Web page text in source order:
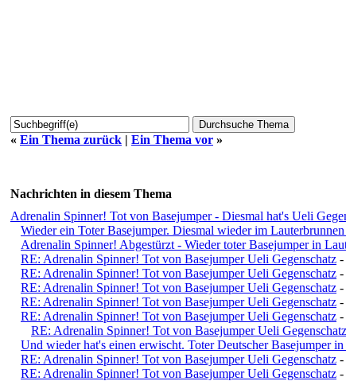
« Ein Thema zurück | Ein Thema vor »
Nachrichten in diesem Thema
Adrenalin Spinner! Tot von Basejumper - Diesmal hat's Ueli
Wieder ein Toter Basejumper. Diesmal wieder im
Adrenalin Spinner! Abgestürzt - Wieder toter Basejumper in
RE: Adrenalin Spinner! Tot von Basejumper Ueli Gegenschatz -
RE: Adrenalin Spinner! Tot von Basejumper Ueli Gegenschatz -
RE: Adrenalin Spinner! Tot von Basejumper Ueli Gegenschatz -
RE: Adrenalin Spinner! Tot von Basejumper Ueli Gegenschatz -
RE: Adrenalin Spinner! Tot von Basejumper Ueli Gegenschatz -
RE: Adrenalin Spinner! Tot von Basejumper Ueli Gegenschatz
Und wieder hat's einen erwischt. Toter Deutscher Basejumper
RE: Adrenalin Spinner! Tot von Basejumper Ueli Gegenschatz -
RE: Adrenalin Spinner! Tot von Basejumper Ueli Gegenschatz -